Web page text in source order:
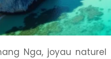
Nga, joyau